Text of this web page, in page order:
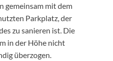
gemeinsam mit dem
Parkplatz, der
zu sanieren ist. Die
in der Höhe nicht
überzogen.